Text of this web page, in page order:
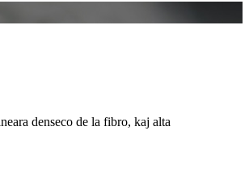
denseco de la fibro, kaj alta